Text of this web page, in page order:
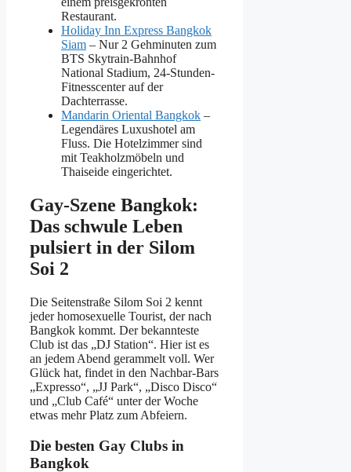
Restaurant.
Holiday Inn Express Bangkok
Siam – Nur 2 Gehminuten zum
BTS Skytrain-Bahnhof
National Stadium, 24-Stunden-
Fitnesscenter auf der
Dachterrasse.
Mandarin Oriental Bangkok –
Legendäres Luxushotel am
Fluss. Die Hotelzimmer sind
mit Teakholzmöbeln und
Thaiseide eingerichtet.
Gay-Szene Bangkok:
Das schwule Leben
pulsiert in der Silom
Soi 2
Die Seitenstraße Silom Soi 2 kennt
jeder homosexuelle Tourist, der nach
Bangkok kommt. Der bekannteste
Club ist das „DJ Station“. Hier ist es
an jedem Abend gerammelt voll. Wer
Glück hat, findet in den Nachbar-Bars
„Expresso“, „JJ Park“, „Disco Disco“
und „Club Café“ unter der Woche
etwas mehr Platz zum Abfeiern.
Die besten Gay Clubs in
Bangkok